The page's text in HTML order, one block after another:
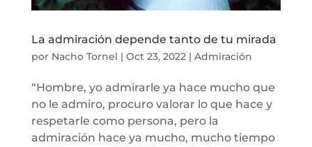
La admiración depende tanto de tu mirada
por Nacho Tornel | Oct 23, 2022| Admiración
“Hombre, yo admirarle ya hace mucho que
no le admiro, procuro valorar lo que hace y
respetarle como persona, pero la
admiración hace ya mucho, mucho tiempo